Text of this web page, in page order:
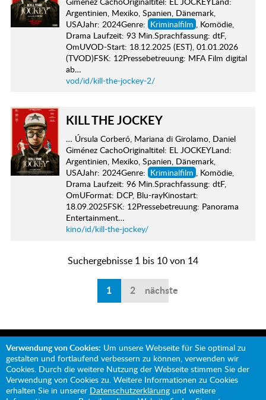
Argentinien, Mexiko, Spanien, Dänemark,
USAJahr: 2024Genre: Kriminalfilm , Komödie,
Drama Laufzeit: 93 Min.Sprachfassung: dtF,
OmUVOD-Start: 18.12.2025 (EST), 01.01.2026
(TVOD)FSK: 12Pressebetreuung: MFA Film digital
ab…
vod/id/kill-the-jockey-2/
KILL THE JOCKEY
… Úrsula Corberó, Mariana di Girolamo, Daniel
Giménez CachoOriginaltitel: EL JOCKEYLand:
Argentinien, Mexiko, Spanien, Dänemark,
USAJahr: 2024Genre: Kriminalfilm , Komödie,
Drama Laufzeit: 96 Min.Sprachfassung: dtF,
OmUFormat: DCP, Blu-rayKinostart:
18.09.2025FSK: 12Pressebetreuung: Panorama
Entertainment…
kino/id/kill-the-jockey/
Suchergebnisse 1 bis 10 von 14
1 2 nächste
Mit Unterstützung von:
Verwendung von Cookies: Um unsere Webseite für Sie optimal zu
gestalten und fortlaufend verbessern zu können, verwenden wir
Cookies. Durch die weitere Nutzung der Webseite stimmen Sie der
Verwendung von Cookies zu. Weitere Informationen zu Cookies
erhalten Sie in unserer Datenschutzerklärung und weitere